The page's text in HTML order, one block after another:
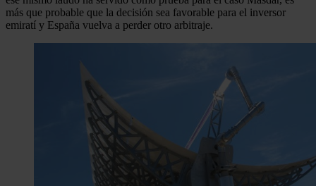
más que probable que la decisión sea favorable para el inversor
emiratí y España vuelva a perder otro arbitraje.